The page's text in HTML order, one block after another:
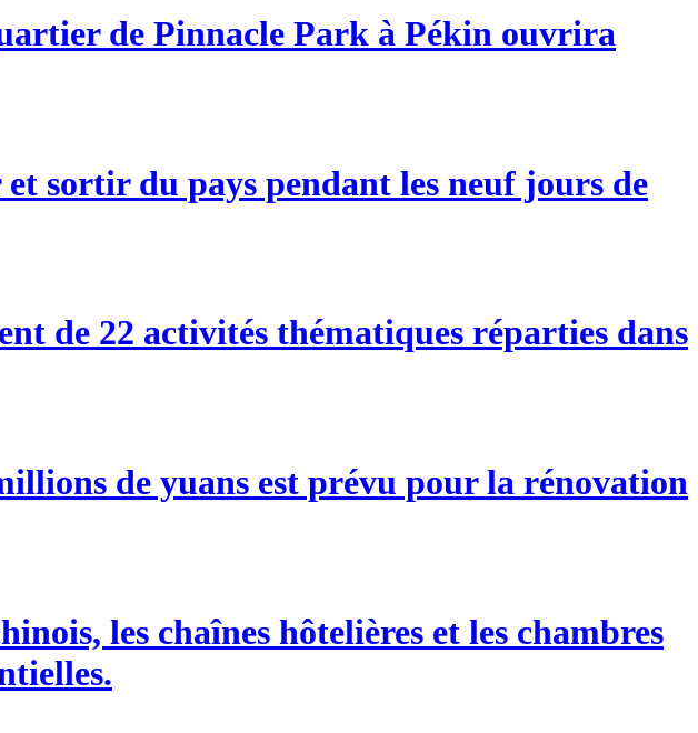
de Pinnacle Park à Pékin ouvrira
sortir du pays pendant les neuf jours de
de 22 activités thématiques réparties dans
de yuans est prévu pour la rénovation
les chaînes hôtelières et les chambres